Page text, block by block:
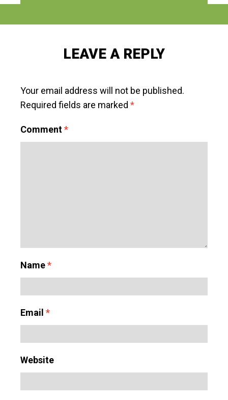
LEAVE A REPLY
Your email address will not be published.
Required fields are marked *
Comment*
Name*
Email *
Website